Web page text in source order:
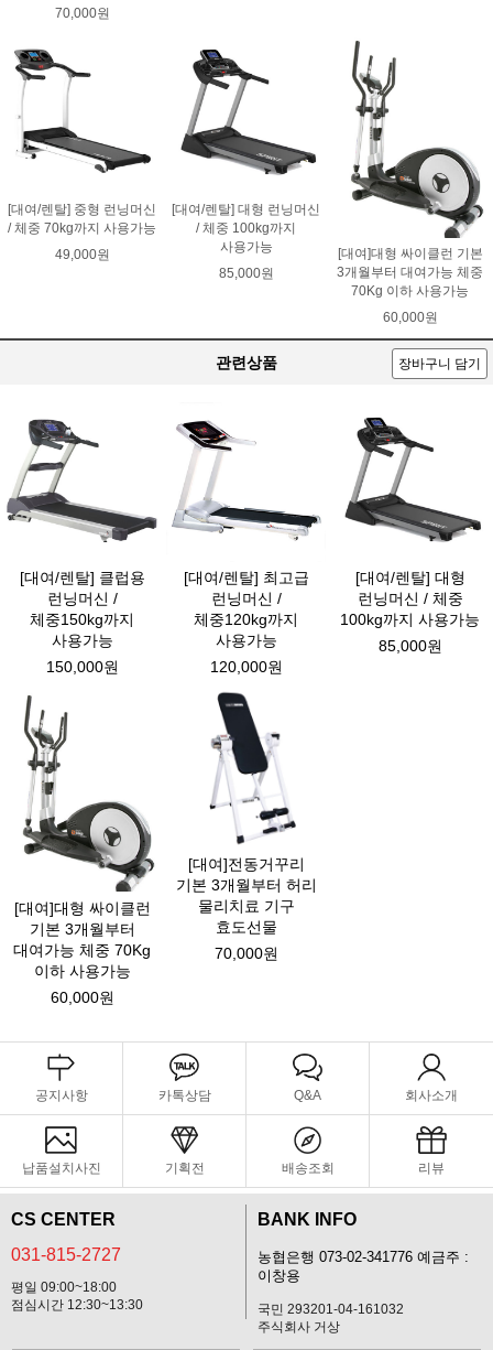
70,000원
[대여/렌탈] 중형 런닝머신
/ 체중 70kg까지 사용가능
49,000원
[대여/렌탈] 대형 런닝머신
/ 체중 100kg까지
사용가능
85,000원
[대여]대형 싸이클런 기본
3개월부터 대여가능 체중
70Kg 이하 사용가능
60,000원
관련상품 장바구니 담기
[대여/렌탈] 클럽용
런닝머신 /
체중150kg까지
사용가능
150,000원
[대여/렌탈] 최고급
런닝머신 /
체중120kg까지
사용가능
120,000원
[대여/렌탈] 대형
런닝머신 / 체중
100kg까지 사용가능
85,000원
[대여]대형 싸이클런
기본 3개월부터
대여가능 체중 70Kg
이하 사용가능
60,000원
[대여]전동거꾸리
기본 3개월부터 허리
물리치료 기구
효도선물
70,000원
공지사항 카톡상담 Q&A 회사소개
납품설치사진 기획전 배송조회 리뷰
CS CENTER
031-815-2727
평일 09:00~18:00
점심시간 12:30~13:30
BANK INFO
농협은행 073-02-341776 예금주 :
이창용
국민 293201-04-161032
주식회사 거상